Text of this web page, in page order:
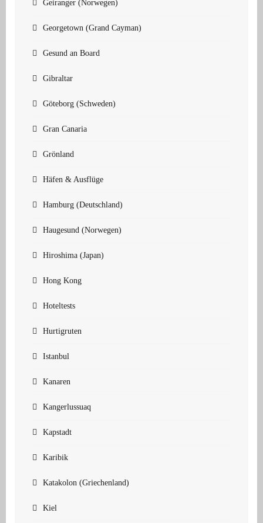
Geiranger (Norwegen)
Georgetown (Grand Cayman)
Gesund an Board
Gibraltar
Göteborg (Schweden)
Gran Canaria
Grönland
Häfen & Ausflüge
Hamburg (Deutschland)
Haugesund (Norwegen)
Hiroshima (Japan)
Hong Kong
Hoteltests
Hurtigruten
Istanbul
Kanaren
Kangerlussuaq
Kapstadt
Karibik
Katakolon (Griechenland)
Kiel